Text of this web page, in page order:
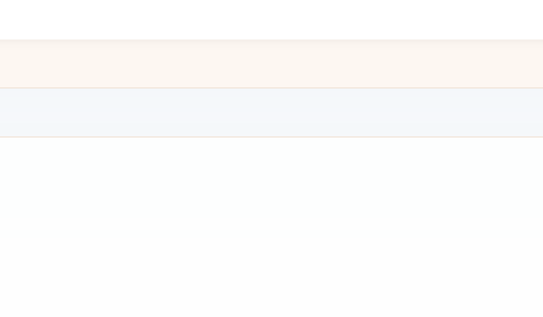
作和60幅摄影力作，为市民带来了